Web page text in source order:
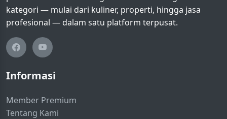
kategori — mulai dari kuliner, properti, hingga jasa
profesional — dalam satu platform terpusat.
Informasi
Member Premium
Tentang Kami